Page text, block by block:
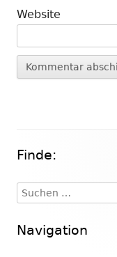
Website
Haupt-
Seitenleiste
Finde:
Suchen
nach:
Navigation